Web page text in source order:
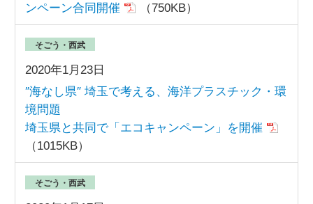
ンペーン合同開催
（750KB）
2020年1月23日
そごう・西武
″海なし県″ 埼玉で考える、海洋プラスチック・環
境問題
埼玉県と共同で「エコキャンペーン」を開催
（1015KB）
そごう・西武